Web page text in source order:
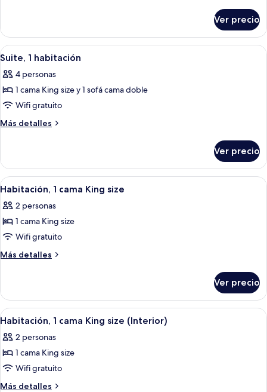
size
2
camas
Queen
Ver precio
Abrir
todas
las
fotos
de
Suite,
Una habitación de hotel con un
5
Suite, 1 habitación
4 personas
1 cama King size y 1 sofá cama doble
Wifi gratuito
Más detalles
Más
1
habitación
Ver precio
Abrir
todas
las
fotos
de
Habitación,
King
size
Habitación de hotel con una cama
3
Habitación, 1 cama King size
2 personas
1 cama King size
Wifi gratuito
Más detalles
Más
1
cama
King
Ver precio
Abrir
todas
las
fotos
de
Habitación,
Una habitación de hotel con cama,
5
Habitación, 1 cama King size (Interior)
2 personas
1 cama King size
Wifi gratuito
Más detalles
Más